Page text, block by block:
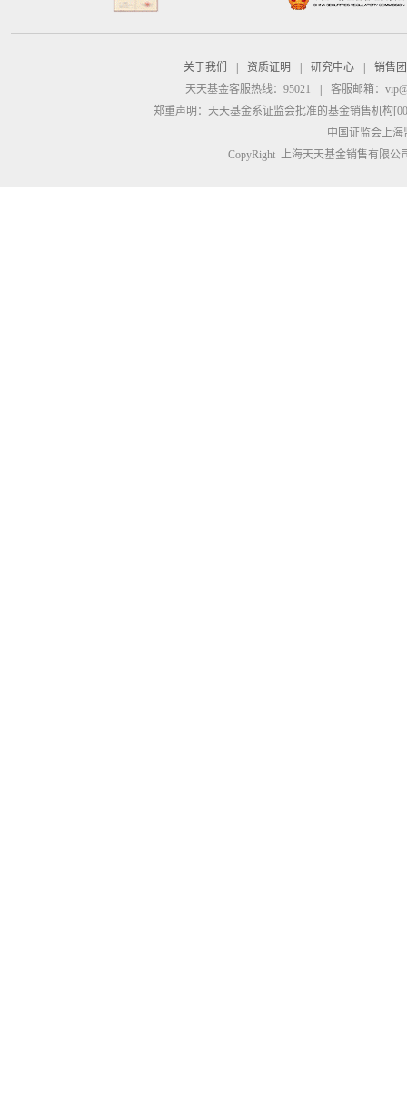
关于我们 资质证明 研究中心
销售
天天基金客服热线：95021
客服邮箱：
郑重声明： 天天基金系证监会批准的基金销售机构
中国证监会上
CopyRight 上海天天基金销售有限